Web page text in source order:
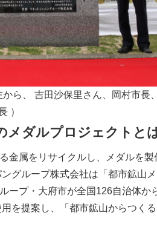
ら、 吉田沙保里さん、岡村市長
）
メダルプロジェクトと
金属をリサイクルし、メダルを
グループ株式会社は「都市鉱山
プ・大府市が全国126自治体か
を提案し、「都市鉱山からつく